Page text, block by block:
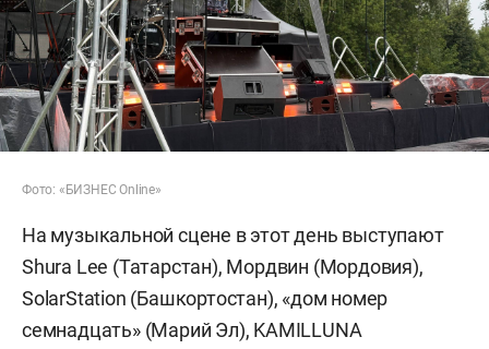
Фото: «БИЗНЕС Online»
На музыкальной сцене в этот день выступают
Shura Lee (Татарстан), Мордвин (Мордовия),
SolarStation (Башкортостан), «дом номер
семнадцать» (Марий Эл), KAMILLUNA